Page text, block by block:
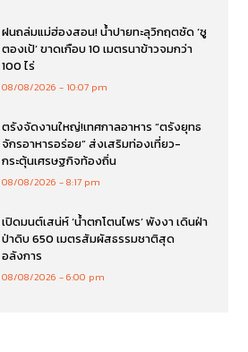
ฝนถล่มแม่ฮ่องสอน! น้ำปายทะลุวิกฤตซัด ‘ซู
ตองเป้’ ขาดเกือบ 10 เมตรนาข้าวจมกว่า
100 ไร่
08/08/2026 10:07 pm
ตรังจัดงานใหญ่!เทศกาลอาหาร “ตรังยุทธ
จักรอาหารอร่อย” ส่งเสริมท่องเที่ยว-
กระตุ้นเศรษฐกิจท้องถิ่น
08/08/2026 8:17 pm
เปิดมนต์เสน่ห์ ‘น้ำตกโตนไพร’ พังงา เดินฝ่า
ป่าดิบ 650 เมตรสัมผัสธรรมชาติสุด
อลังการ
08/08/2026 6:00 pm